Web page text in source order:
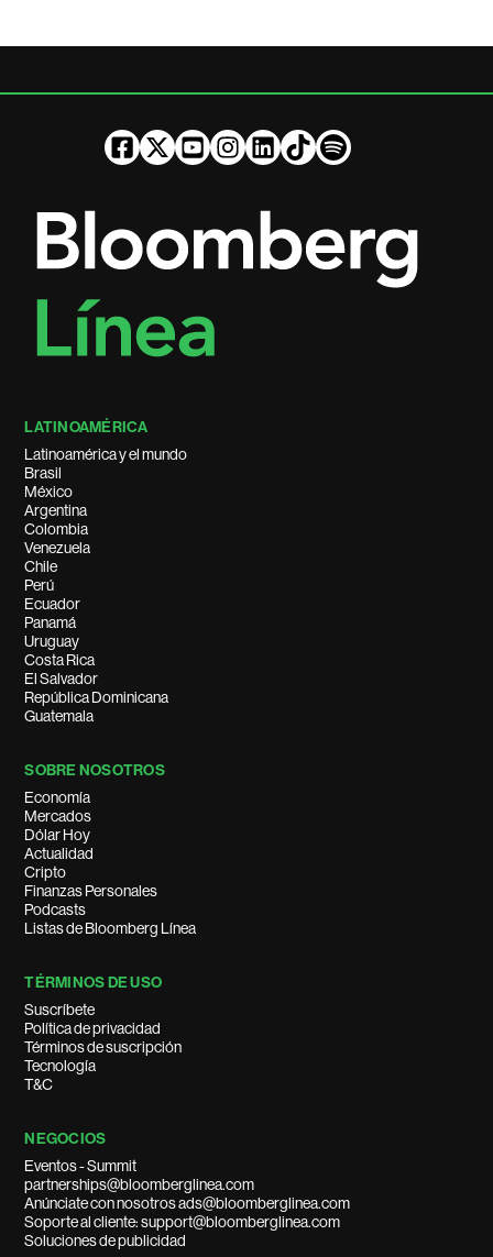
LATINOAMÉRICA
Latinoamérica y el mundo
Brasil
México
Argentina
Colombia
Venezuela
Chile
Perú
Ecuador
Panamá
Uruguay
Costa Rica
El Salvador
República Dominicana
Guatemala
SOBRE NOSOTROS
Economía
Mercados
Dólar Hoy
Actualidad
Cripto
Finanzas Personales
Podcasts
Listas de Bloomberg Línea
TÉRMINOS DE USO
Suscríbete
Política de privacidad
Términos de suscripción
Tecnología
T&C
NEGOCIOS
Eventos - Summit
partnerships@bloomberglinea.com
Anúnciate con nosotros ads@bloomberglinea.com
Soporte al cliente: support@bloomberglinea.com
Soluciones de publicidad